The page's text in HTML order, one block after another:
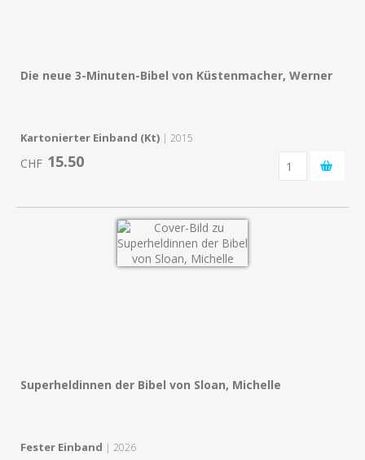
Die neue 3-Minuten-Bibel von Küstenmacher, Werner
Kartonierter Einband (Kt) | 2015
CHF 15.50
Superheldinnen der Bibel von Sloan, Michelle
Fester Einband | 2026